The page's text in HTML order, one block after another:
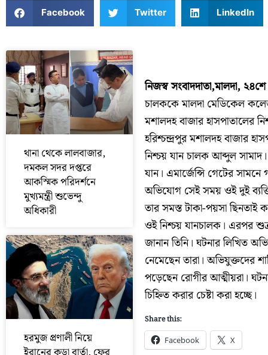
Facebook Twitter LinkedIn
থানা থেকে লালবাজার,
দমকল সদর দপ্তরে
আকস্মিক পরিদর্শনে
মুখ্যমন্ত্রী শুভেন্দু
অধিকারী
হরমুজ প্রণালী নিয়ে
নিজস্ব সংবাদদাতা,মালদা,
চালককে মালদা মেডিকেল
মশালদহ বাজার হাসপাতালের
হরিশ্চন্দ্রপুর মশালদহ বাজার
নিশ্চয় যান চালক আব্দুল সামাদ।
যান। এমার্জেন্সি গেটের
অভিযোগ সেই সময় ওই দুই
তার সমস্ত টাকা-পয়সা
ওই নিশ্চয় যানচালক। এরপর
জানান তিনি। ঘটনার লিখিত
নেমেছেন তারা। অভিযুক্তদের
পড়েছেন রোগীর আত্মীয়রা।
চিহ্নিত করার চেষ্টা করা হচ্ছে।
Share this:
Facebook X